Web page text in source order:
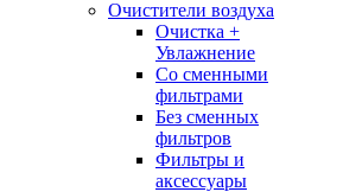
Очистители воздуха
Очистка +
Увлажнение
Cо сменными
фильтрами
Без сменных
фильтров
Фильтры и
аксессуары